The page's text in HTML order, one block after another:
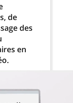
de
des
en